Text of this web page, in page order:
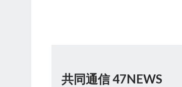
共同通信 47NEWS